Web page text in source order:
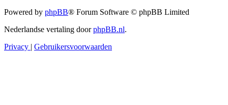
Powered by phpBB® Forum Software © phpBB Limited
Nederlandse vertaling doorphpBB.nl.
Privacy | Gebruikersvoorwaarden